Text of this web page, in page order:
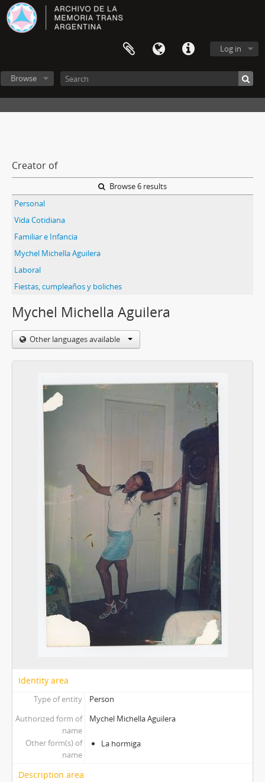
Log in
Browse
Creator of
Browse 6 results
Personal
Vida Cotidiana
Familiar e Infancia
Mychel Michella Aguilera
Laboral
Fiestas, cumpleaños y boliches
Mychel Michella Aguilera
Other languages available
Identity area
Type of entity
Person
Authorized form of
name
Mychel Michella Aguilera
Other form(s) of
name
La hormiga
Description area